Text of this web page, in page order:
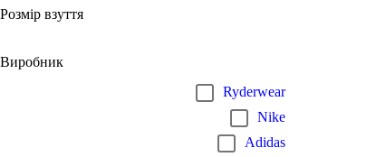
Розмір взуття
Виробник
Ryderwear
Nike
Adidas